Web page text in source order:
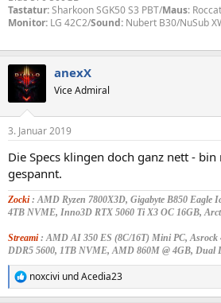
Tastatur:Sharkoon SGK50 S3 PBT/Maus:
Monitor: LG 42C2/Sound: Nubert B30/NuSub
anexX
Vice Admiral
3. Januar 2019
Die Specs klingen doch ganz nett -
gespannt.
Zocki: AMD Ryzen 7800X3D, Gigabyte B850 Eagle
4TB NVME, Inno3D RTX 5060 Ti X3 OC 16GB,
Streami: AMD AI 350 ES (8C/16T) Mini PC,
DDR5 5600, 1TB NVME, AMD 860M @ 4GB, Dual
R
e
noxcivi undAcedia23